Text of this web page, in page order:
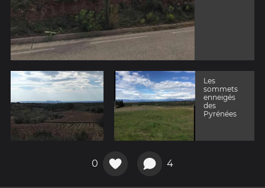
Les
sommets
enneigés
des
Pyrénées
0 4